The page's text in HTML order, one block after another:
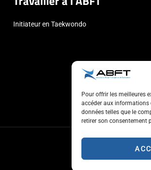
Pour offrir les meilleures
accéder aux informations
données telles que le
retirer son consentement
Initiateur en Taekwondo